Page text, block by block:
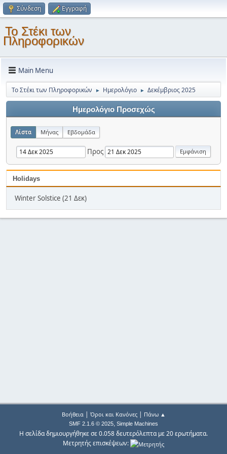
Σύνδεση Εγγραφή
Το Στέκι των
Πληροφορικών
Main Menu
Το Στέκι των Πληροφορικών ► Ημερολόγιο ► Δεκέμβριος 2025
Ημερολόγιο Προσεχώς
Λίστα Μήνας Εβδομάδα
Προς
Holidays
Winter Solstice (21 Δεκ)
Βοήθεια| Όροι και Κανόνες| Πάνω ▲
SMF 2.1.6 © 2025, Simple Machines
Η σελίδα δημιουργήθηκε σε 0.058 δευτερόλεπτα με 20 ερωτήματα.
Μετρητής επισκέψεων: